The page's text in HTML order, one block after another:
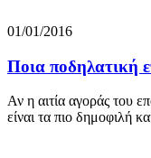
01/01/2016
Ποια ποδηλατική
Αν η αιτία αγοράς του
είναι τα πιο δημοφιλή